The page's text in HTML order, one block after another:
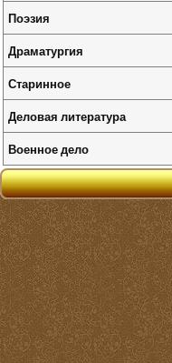
Поэзия
Драматургия
Старинное
Деловая литература
Военное дело